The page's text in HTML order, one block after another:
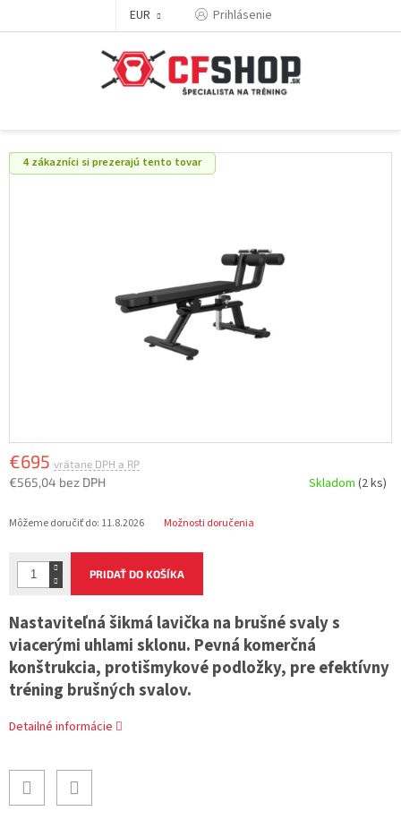
EUR Prihlásenie
€695
€565,04 bez DPH
cena:
Skladom(2 ks)
Môžeme doručiť do: 11.8.2026 Možnosti doručenia
PRIDAŤ DO KOŠÍKA
Nastaviteľná šikmá lavička na brušné svaly s
viacerými uhlami sklonu. Pevná komerčná
konštrukcia, protišmykové podložky, pre efektívny
tréning brušných svalov.
Detailné informácie